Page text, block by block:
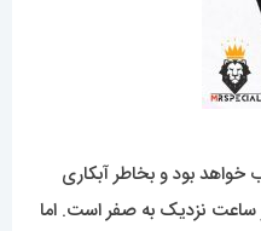
بود و بخاطر آبکاری
نزدیک به صفر است. اما